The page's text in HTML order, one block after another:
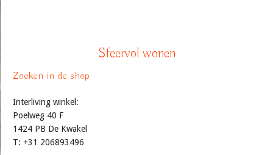
Sfeervol wonen
Zoeken in de shop
Interliving winkel:
Poelweg 40 F
1424 PB De Kwakel
T: +31 206893496